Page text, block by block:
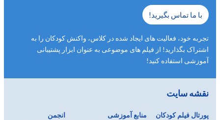
با ما تماس بگیرید!
تجربه خود، فعالیت های ایجاد شده در کلاس، واکنش کودکان را به
اشتراک بگذارید! از فیلم های موضوعی به عنوان ابزار پشتیبانی
آموزشی استفاده کنید!
نقشه سایت
پورتال فیلم کودکان منابع آموزشی انجمن